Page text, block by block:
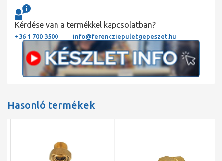
Kérdése van a termékkel kapcsolatban?
+36 1 700 3500 info@ferencziepuletgepeszet.hu
Hasonló termékek